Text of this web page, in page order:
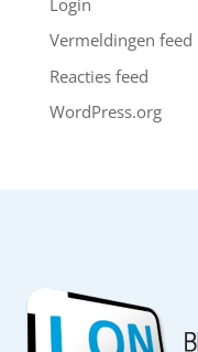
Vermeldingen feed
Reacties feed
WordPress.org